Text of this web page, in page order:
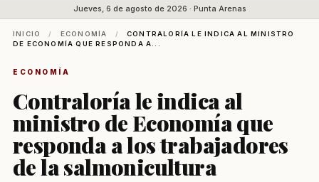
Jueves, 6 de agosto de 2026 · Punta Arenas
INICIO / ECONOMÍA /
CONTRALORÍA LE INDICA AL MINISTRO
DE ECONOMÍA QUE RESPONDA A...
ECONOMÍA
Contraloría le indica al
ministro de Economía que
responda a los trabajadores
de la salmonicultura